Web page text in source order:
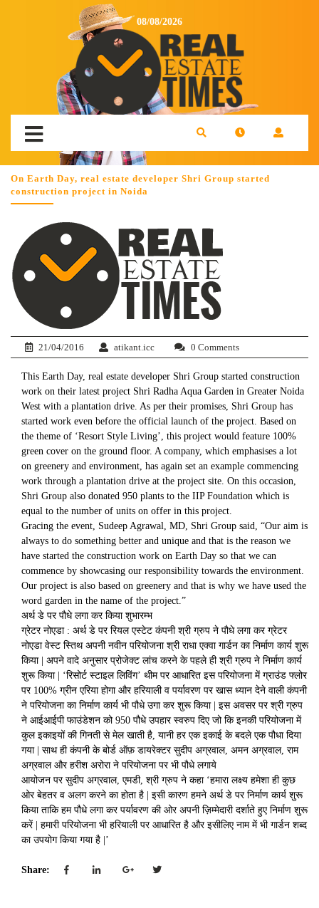
08/08/2026
On Earth Day, real estate developer Shri Group started
construction project in Noida
21/04/2016 atikant.icc 0 Comments
This Earth Day, real estate developer Shri Group started construction
work on their latest project Shri Radha Aqua Garden in Greater Noida
West with a plantation drive. As per their promises, Shri Group has
started work even before the official launch of the project. Based on
the theme of ‘Resort Style Living’, this project would feature 100%
green cover on the ground floor. A company, which emphasises a lot
on greenery and environment, has again set an example commencing
work through a plantation drive at the project site. On this occasion,
Shri Group also donated 950 plants to the IIP Foundation which is
equal to the number of units on offer in this project.
Gracing the event, Sudeep Agrawal, MD, Shri Group said, “Our aim is
always to do something better and unique and that is the reason we
have started the construction work on Earth Day so that we can
commence by showcasing our responsibility towards the environment.
Our project is also based on greenery and that is why we have used the
word garden in the name of the project.”
अर्थ डे पर पौधे लगा कर किया शुभारम्भ
ग्रेटर नोएडा : अर्थ डे पर रियल एस्टेट कंपनी श्री ग्रुप ने पौधे लगा कर ग्रेटर
नोएडा वेस्ट स्तिथ अपनी नवीन परियोजना श्री राधा एक्वा गार्डन का निर्माण कार्य शुरू
किया | अपने वादे अनुसार प्रोजेक्ट लांच करने के पहले ही श्री ग्रुप ने निर्माण कार्य
शुरू किया | ‘रिसोर्ट स्टाइल लिविंग’ थीम पर आधारित इस परियोजना में ग्राउंड फ्लोर
पर 100% ग्रीन एरिया होगा और हरियाली व पर्यावरण पर खास ध्यान देने वाली कंपनी
ने परियोजना का निर्माण कार्य भी पौधे उगा कर शुरू किया | इस अवसर पर श्री ग्रुप
ने आईआईपी फाउंडेशन को 950 पौधे उपहार स्वरुप दिए जो कि इनकी परियोजना में
कुल इकाइयों की गिनती से मेल खाती है, यानी हर एक इकाई के बदले एक पौधा दिया
गया | साथ ही कंपनी के बोर्ड ऑफ़ डायरेक्टर सुदीप अग्रवाल, अमन अग्रवाल, राम
अग्रवाल और हरीश अरोरा ने परियोजना पर भी पौधे लगाये
आयोजन पर सुदीप अग्रवाल, एमडी, श्री ग्रुप ने कहा ‘हमारा लक्ष्य हमेशा ही कुछ
ओर बेहतर व अलग करने का होता है | इसी कारण हमने अर्थ डे पर निर्माण कार्य शुरू
किया ताकि हम पौधे लगा कर पर्यावरण की ओर अपनी ज़िम्मेदारी दर्शाते हुए निर्माण शुरू
करें | हमारी परियोजना भी हरियाली पर आधारित है और इसीलिए नाम में भी गार्डन शब्द
का उपयोग किया गया है |’
Share: